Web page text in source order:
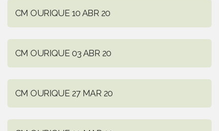
CM OURIQUE 10 ABR 20
CM OURIQUE 03 ABR 20
CM OURIQUE 27 MAR 20